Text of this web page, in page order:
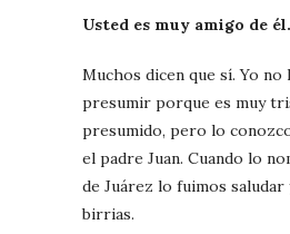
Usted es muy amigo de él.
Muchos dicen que sí. Yo no
presumir porque es muy
presumido, pero lo
el padre Juan. Cuando lo
de Juárez lo fuimos saludar
birrias.